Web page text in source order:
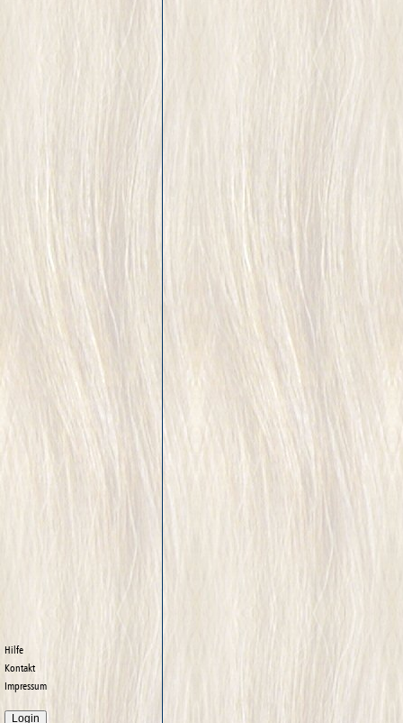
Hilfe
Kontakt
Impressum